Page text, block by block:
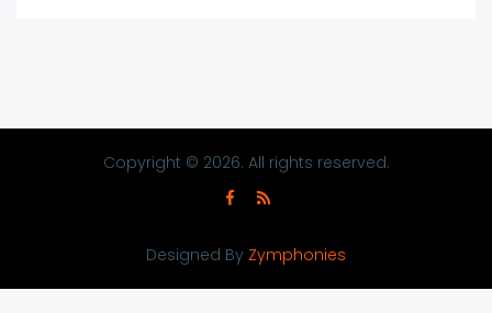
Copyright © 2026. All rights reserved.
Designed By Zymphonies